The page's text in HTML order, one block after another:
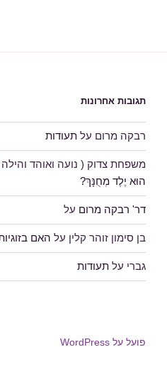
תגובות אחרונות
רבקה מרום על תעודות
משפחת צדוק ( נועה ואוהד והילה
הוּא יֶלֶד מְחֻנָּךְ?
דר' רבקה מרום על
בן סימון זוהר קלין על האם
גברי על תעודות
פועל על WordPress